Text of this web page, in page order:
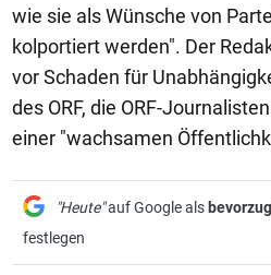
wie sie als Wünsche von
kolportiert werden". Der
vor Schaden für
des ORF, die ORF-
einer "wachsamen
"Heute"auf Google als
festlegen